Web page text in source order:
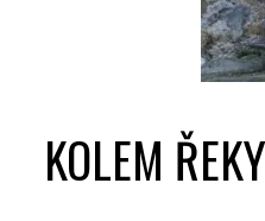
KOLEM